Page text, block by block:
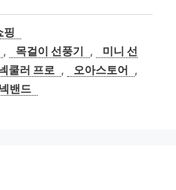
핑
, 목걸이 선풍기 ,
미니 선
쿨러 프로 , 오아스토어
,
밴드